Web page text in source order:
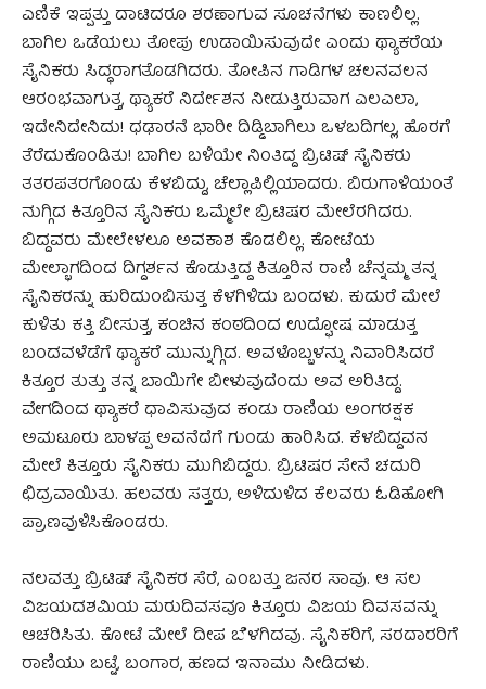
ಎಣಿಕೆ ಇಪ್ಪತ್ತು ದಾಟಿದರೂ ಶರಣಾಗುವ ಸೂಚನೆಗಳು ಕಾಣಲಿಲ್ಲ.
ಬಾಗಿಲ ಒಡೆಯಲು ತೋಪು ಉಡಾಯಿಸುವುದೇ ಎಂದು ಥ್ಯಾಕರೆಯ
ಸೈನಿಕರು ಸಿದ್ಧರಾಗತೊಡಗಿದರು. ತೋಪಿನ ಗಾಡಿಗಳ ಚಲನವಲನ
ಆರಂಭವಾಗುತ್ತ, ಥ್ಯಾಕರೆ ನಿರ್ದೇಶನ ನೀಡುತ್ತಿರುವಾಗ ಎಲಎಲಾ,
ಇದೇನಿದೇನಿದು! ಧಢಾರನೆ ಭಾರೀ ದಿಡ್ಡಿಬಾಗಿಲು ಒಳಬದಿಗಲ್ಲ, ಹೊರಗೆ
ತೆರೆದುಕೊಂಡಿತು! ಬಾಗಿಲ ಬಳಿಯೇ ನಿಂತಿದ್ದ ಬ್ರಿಟಿಷ್ ಸೈನಿಕರು
ತತರಪತರಗೊಂಡು ಕೆಳಬಿದ್ದು, ಚೆಲ್ಲಾಪಿಲ್ಲಿಯಾದರು. ಬಿರುಗಾಳಿಯಂತೆ
ನುಗ್ಗಿದ ಕಿತ್ತೂರಿನ ಸೈನಿಕರು ಒಮ್ಮೆಲೇ ಬ್ರಿಟಿಷರ ಮೇಲೆರಗಿದರು.
ಬಿದ್ದವರು ಮೇಲೇಳಲೂ ಅವಕಾಶ ಕೊಡಲಿಲ್ಲ. ಕೋಟೆಯ
ಮೇಲ್ಭಾಗದಿಂದ ದಿಗ್ದರ್ಶನ ಕೊಡುತ್ತಿದ್ದ ಕಿತ್ತೂರಿನ ರಾಣಿ ಚೆನ್ನಮ್ಮ ತನ್ನ
ಸೈನಿಕರನ್ನು ಹುರಿದುಂಬಿಸುತ್ತ ಕೆಳಗಿಳಿದು ಬಂದಳು. ಕುದುರೆ ಮೇಲೆ
ಕುಳಿತು ಕತ್ತಿ ಬೀಸುತ್ತ, ಕಂಚಿನ ಕಂಠದಿಂದ ಉದ್ಘೋಷ ಮಾಡುತ್ತ
ಬಂದವಳೆಡೆಗೆ ಥ್ಯಾಕರೆ ಮುನ್ನುಗ್ಗಿದ. ಅವಳೊಬ್ಬಳನ್ನು ನಿವಾರಿಸಿದರೆ
ಕಿತ್ತೂರ ತುತ್ತು ತನ್ನ ಬಾಯಿಗೇ ಬೀಳುವುದೆಂದು ಅವ ಅರಿತಿದ್ದ.
ವೇಗದಿಂದ ಥ್ಯಾಕರೆ ಧಾವಿಸುವುದ ಕಂಡು ರಾಣಿಯ ಅಂಗರಕ್ಷಕ
ಅಮಟೂರು ಬಾಳಪ್ಪ ಅವನೆದೆಗೆ ಗುಂಡು ಹಾರಿಸಿದ. ಕೆಳಬಿದ್ದವನ
ಮೇಲೆ ಕಿತ್ತೂರು ಸೈನಿಕರು ಮುಗಿಬಿದ್ದರು. ಬ್ರಿಟಿಷರ ಸೇನೆ ಚದುರಿ
ಛಿದ್ರವಾಯಿತು. ಹಲವರು ಸತ್ತರು, ಅಳಿದುಳಿದ ಕೆಲವರು ಓಡಿಹೋಗಿ
ಪ್ರಾಣವುಳಿಸಿಕೊಂಡರು.
ನಲವತ್ತು ಬ್ರಿಟಿಷ್ ಸೈನಿಕರ ಸೆರೆ, ಎಂಬತ್ತು ಜನರ ಸಾವು. ಆ ಸಲ
ವಿಜಯದಶಮಿಯ ಮರುದಿವಸವೂ ಕಿತ್ತೂರು ವಿಜಯ ದಿವಸವನ್ನು
ಆಚರಿಸಿತು. ಕೋಟೆ ಮೇಲೆ ದೀಪ ಬೆಳಗಿದವು. ಸೈನಿಕರಿಗೆ, ಸರದಾರರಿಗೆ
ರಾಣಿಯು ಬಟ್ಟೆ, ಬಂಗಾರ, ಹಣದ ಇನಾಮು ನೀಡಿದಳು.